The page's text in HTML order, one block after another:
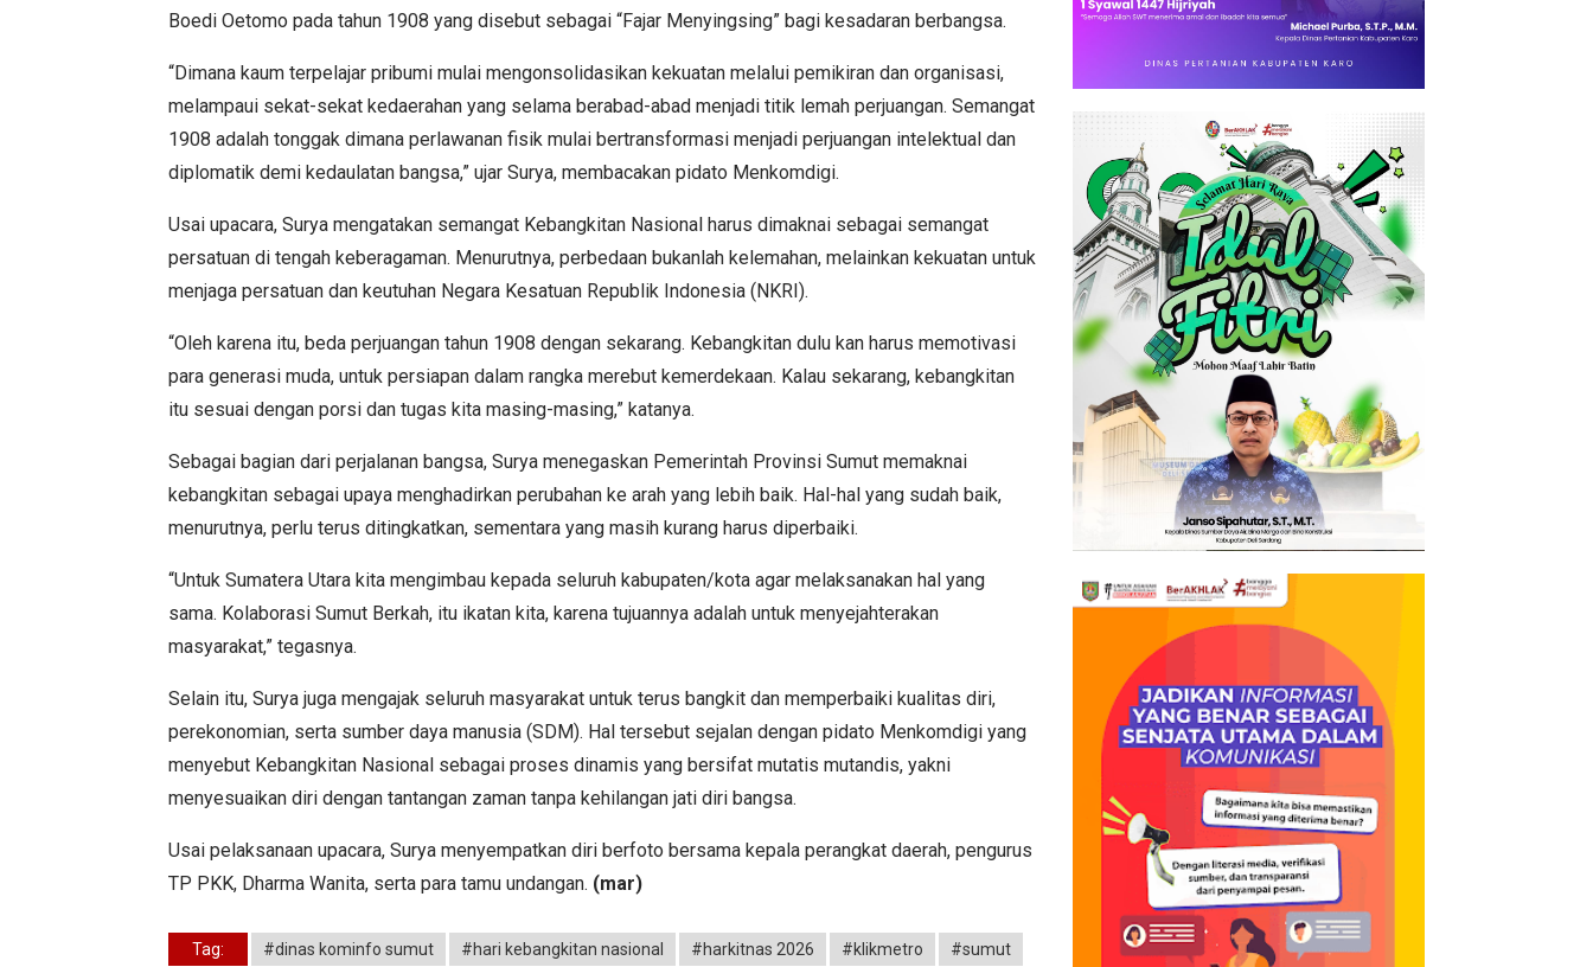
Boedi Oetomo pada tahun 1908 yang disebut sebagai “Fajar Menyingsing” bagi kesadaran berbangsa.
“Dimana kaum terpelajar pribumi mulai mengonsolidasikan kekuatan melalui pemikiran dan organisasi,
melampaui sekat-sekat kedaerahan yang selama berabad-abad menjadi titik lemah perjuangan. Semangat
1908 adalah tonggak dimana perlawanan fisik mulai bertransformasi menjadi perjuangan intelektual dan
diplomatik demi kedaulatan bangsa,” ujar Surya, membacakan pidato Menkomdigi.
Usai upacara, Surya mengatakan semangat Kebangkitan Nasional harus dimaknai sebagai semangat
persatuan di tengah keberagaman. Menurutnya, perbedaan bukanlah kelemahan, melainkan kekuatan untuk
menjaga persatuan dan keutuhan Negara Kesatuan Republik Indonesia (NKRI).
“Oleh karena itu, beda perjuangan tahun 1908 dengan sekarang. Kebangkitan dulu kan harus memotivasi
para generasi muda, untuk persiapan dalam rangka merebut kemerdekaan. Kalau sekarang, kebangkitan
itu sesuai dengan porsi dan tugas kita masing-masing,” katanya.
Sebagai bagian dari perjalanan bangsa, Surya menegaskan Pemerintah Provinsi Sumut memaknai
kebangkitan sebagai upaya menghadirkan perubahan ke arah yang lebih baik. Hal-hal yang sudah baik,
menurutnya, perlu terus ditingkatkan, sementara yang masih kurang harus diperbaiki.
“Untuk Sumatera Utara kita mengimbau kepada seluruh kabupaten/kota agar melaksanakan hal yang
sama. Kolaborasi Sumut Berkah, itu ikatan kita, karena tujuannya adalah untuk menyejahterakan
masyarakat,” tegasnya.
Selain itu, Surya juga mengajak seluruh masyarakat untuk terus bangkit dan memperbaiki kualitas diri,
perekonomian, serta sumber daya manusia (SDM). Hal tersebut sejalan dengan pidato Menkomdigi yang
menyebut Kebangkitan Nasional sebagai proses dinamis yang bersifat mutatis mutandis, yakni
menyesuaikan diri dengan tantangan zaman tanpa kehilangan jati diri bangsa.
Usai pelaksanaan upacara, Surya menyempatkan diri berfoto bersama kepala perangkat daerah, pengurus
TP PKK, Dharma Wanita, serta para tamu undangan. (mar)
Tag: #dinas kominfo sumut #hari kebangkitan nasional #harkitnas 2026 #klikmetro #sumut